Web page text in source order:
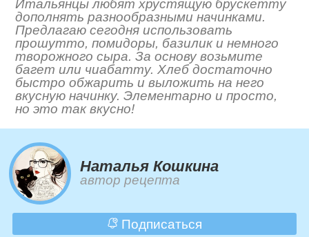
Итальянцы любят хрустящую брускетту
дополнять разнообразными начинками.
Предлагаю сегодня использовать
прошутто, помидоры, базилик и немного
творожного сыра. За основу возьмите
багет или чиабатту. Хлеб достаточно
быстро обжарить и выложить на него
вкусную начинку. Элементарно и просто,
но это так вкусно!
Наталья Кошкина
автор рецепта
Подписаться